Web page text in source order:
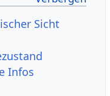
Sicht
Infos